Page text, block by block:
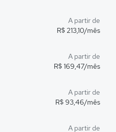
A partir de
R$ 213,10/mês
A partir de
R$ 169,47/mês
A partir de
R$ 93,46/mês
A partir de